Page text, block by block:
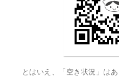
とはいえ、「空き状況」は